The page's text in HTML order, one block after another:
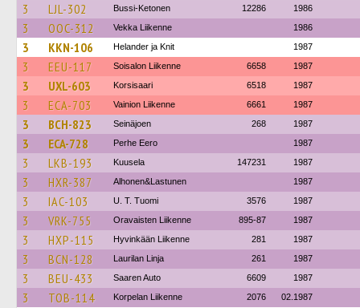
3 LJL-302 Bussi-Ketonen 12286 1986
3 OOC-312 Vekka Liikenne 1986
3 KKN-106 Helander ja Knit 1987
3 EEU-117 Soisalon Liikenne 6658 1987
3 UXL-603 Korsisaari 6518 1987
3 ECA-703 Vainion Liikenne 6661 1987
3 BCH-823 Seinäjoen 268 1987
3 ECA-728 Perhe Eero 1987
3 LKB-193 Kuusela 147231 1987
3 HXR-387 Alhonen&Lastunen 1987
3 IAC-103 U. T. Tuomi 3576 1987
3 VRK-755 Oravaisten Liikenne 895-87 1987
3 HXP-115 Hyvinkään Liikenne 281 1987
3 BCN-128 Laurilan Linja 261 1987
3 BEU-433 Saaren Auto 6609 1987
3 TOB-114 Korpelan Liikenne 2076 02.1987